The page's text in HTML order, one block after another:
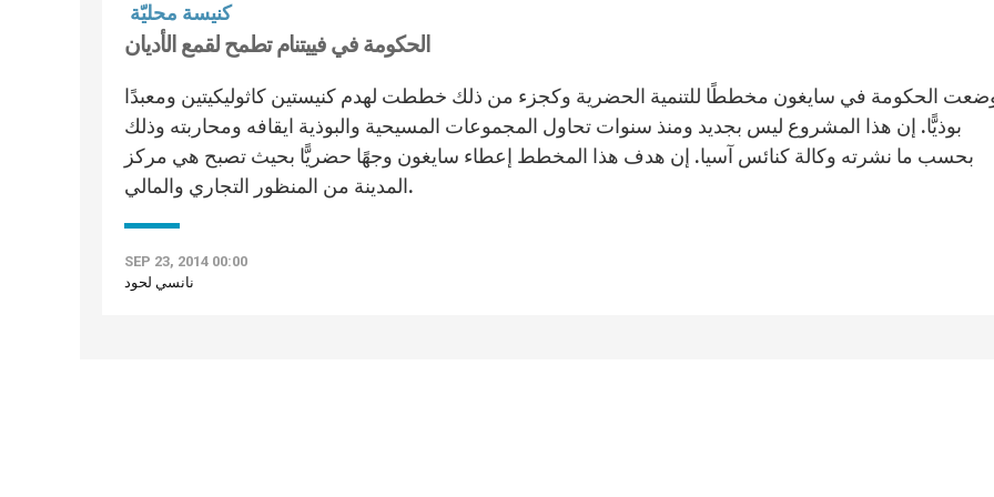
كنيسة محليّة
الحكومة في فييتنام تطمح لقمع الأديان
الحكومة في سايغون مخططًا للتنمية الحضرية وكجزء من ذلك خططت لهدم كنيستين كاثوليكيتين ومعبدًا
بوذيًّا. إن هذا المشروع ليس بجديد ومنذ سنوات تحاول المجموعات المسيحية والبوذية ايقافه ومحاربته وذلك
بحسب ما نشرته وكالة كنائس آسيا. إن هدف هذا المخطط إعطاء سايغون وجهًا حضريًّا بحيث تصبح هي مركز
المدينة من المنظور التجاري والمالي.
SEP 23, 2014 00:00
نانسي لحود